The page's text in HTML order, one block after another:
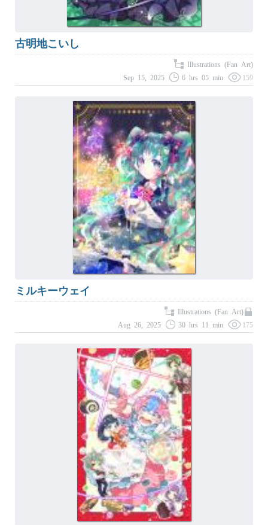
古明地こいし
Illustrations (Fan Art)
Sep 15, 2025
6 hrs 05 min 159
ミルキーウェイ
Illustrations (Fan Art)
Aug 26, 2025
30 hrs 11 min 175